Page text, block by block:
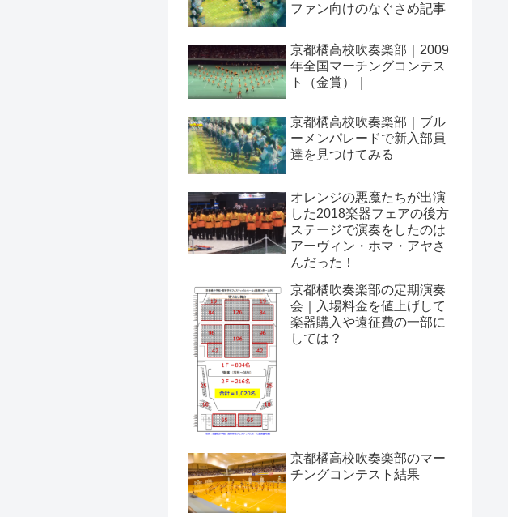
ファン向けのなぐさめ記事
京都橘高校吹奏楽部｜2009
年全国マーチングコンテス
ト（金賞）｜
京都橘高校吹奏楽部｜ブル
ーメンパレードで新入部員
達を見つけてみる
オレンジの悪魔たちが出演
した2018楽器フェアの後方
ステージで演奏をしたのは
アーヴィン・ホマ・アヤさ
んだった！
京都橘吹奏楽部の定期演奏
会｜入場料金を値上げして
楽器購入や遠征費の一部に
しては？
京都橘高校吹奏楽部のマー
チングコンテスト結果